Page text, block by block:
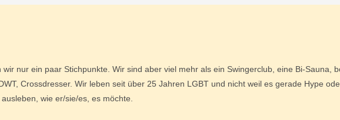
nur ein paar Stichpunkte. Wir sind aber viel mehr als ein Swingerclub, eine Bi-Sauna,
Crossdresser. Wir leben seit über 25 Jahren LGBT und nicht weil es gerade Hype
wie er/sie/es, es möchte.